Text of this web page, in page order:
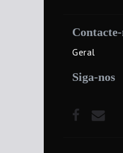
Geral
Siga-nos